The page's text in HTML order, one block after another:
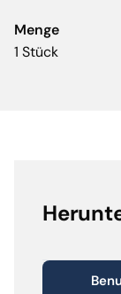
Menge
1 Stück